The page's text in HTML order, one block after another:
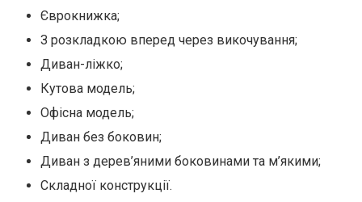
Єврокнижка;
З розкладкою вперед через викочування;
Диван-ліжко;
Кутова модель;
Офісна модель;
Диван без боковин;
Диван з дерев’яними боковинами та м’якими;
Складної конструкції.